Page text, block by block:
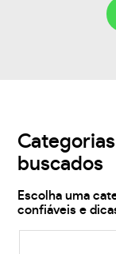
buscados
Escolha uma
confiáveis e